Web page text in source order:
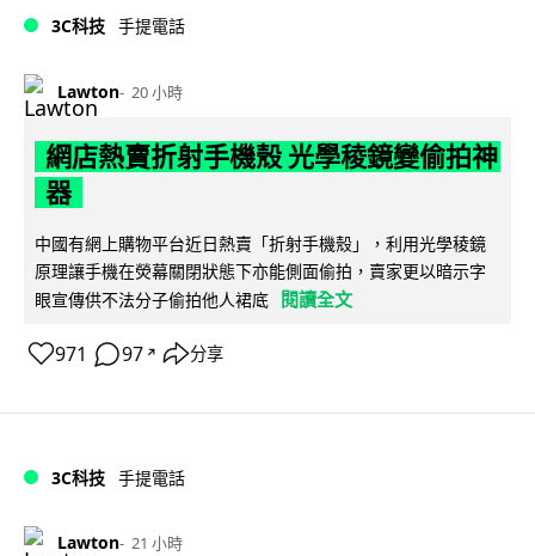
3C科技 手提電話
Lawton 20 小時
網店熱賣折射手機殼 光學稜鏡變偷拍神
器
中國有網上購物平台近日熱賣「折射手機殼」，利用光學稜鏡
原理讓手機在熒幕關閉狀態下亦能側面偷拍，賣家更以暗示字
眼宣傳供不法分子偷拍他人裙底
閱讀全文
971 97 ↗ 分享
3C科技 手提電話
Lawton 21 小時